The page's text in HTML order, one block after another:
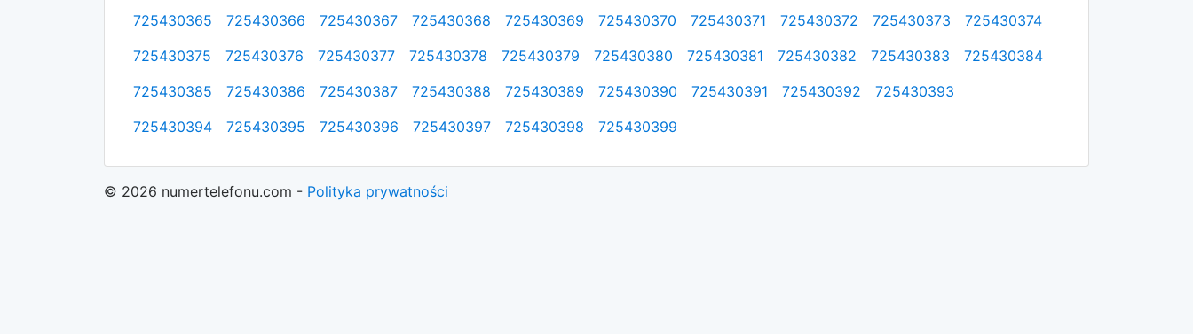
725430365
725430366 725430367 725430368 725430369 725430370 725430371 725430372 725430373
725430374
725430375
725430376 725430377 725430378 725430379 725430380 725430381 725430382 725430383
725430384
725430385
725430386 725430387 725430388 725430389 725430390 725430391 725430392
725430393
725430394
725430395 725430396 725430397 725430398 725430399
© 2026 numertelefonu.com - Polityka prywatności